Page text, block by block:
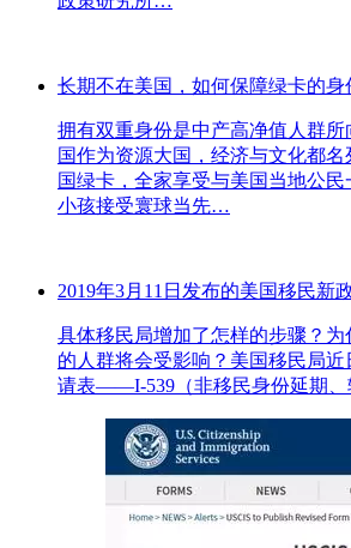
长期不在美国，如何保障绿卡的身
拥有双重身份是中产高净值人群
国作为资源大国，经济与文化都
国绿卡，全家享受与美国当地公民
小孩接受寰球当先…
2019年3月11日发布的美国移民新
具体移民局增加了怎样的步骤？
的人群将会受影响？美国移民局
请表——I-539（非移民身份延期